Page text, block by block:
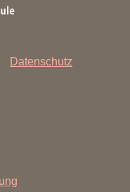
Datenschutz